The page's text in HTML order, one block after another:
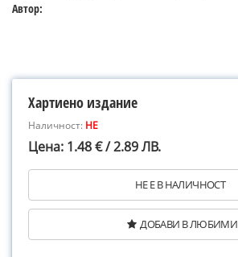
Автор:
Хартиено издание
Наличност: НЕ
Цена: 1.48 € / 2.89 ЛВ.
НЕ Е В НАЛИЧНОСТ
ДОБАВИ В ЛЮБИМИ